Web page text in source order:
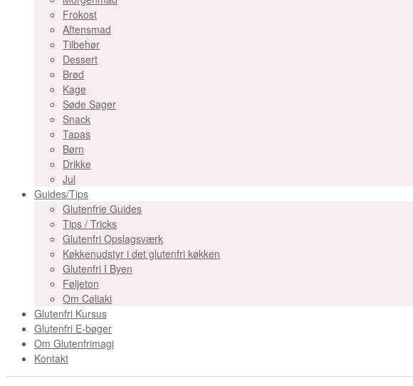
Frokost
Aftensmad
Tilbehør
Dessert
Brød
Kage
Søde Sager
Snack
Tapas
Børn
Drikke
Jul
Guides/Tips
Glutenfrie Guides
Tips / Tricks
Glutenfri Opslagsværk
Køkkenudstyr i det glutenfri køkken
Glutenfri I Byen
Føljeton
Om Cøliaki
Glutenfri Kursus
Glutenfri E-bøger
Om Glutenfrimagi
Kontakt